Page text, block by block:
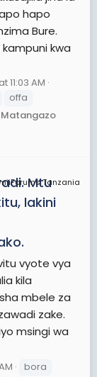
hapo
Bure.
kwa
11:03 AM
offa
Matangazo
Tanzania
Mtu
lakini
vyote vya
kila
mbele za
zake.
msingi wa
bora